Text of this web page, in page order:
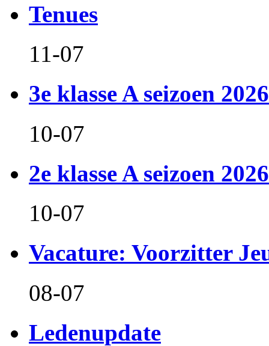
Tenues
11-07
3e klasse A seizoen
10-07
2e klasse A seizoen
10-07
Vacature: Voorzitter
08-07
Ledenupdate